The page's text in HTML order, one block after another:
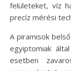
felületeket, víz
precíz mérési
A piramisok
egyiptomiak
esetben